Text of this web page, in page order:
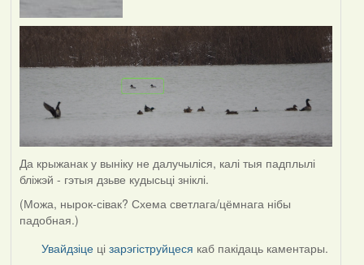
Да крыжанак у выніку не далучыліся, калі тыя падплылі
бліжэй - гэтыя дзьве кудысьці зніклі.
(Можа, нырок-сівак? Схема светлага/цёмнага нібы
падобная.)
Увайдзіце цізарэгіструйцеся каб пакідаць каментары.